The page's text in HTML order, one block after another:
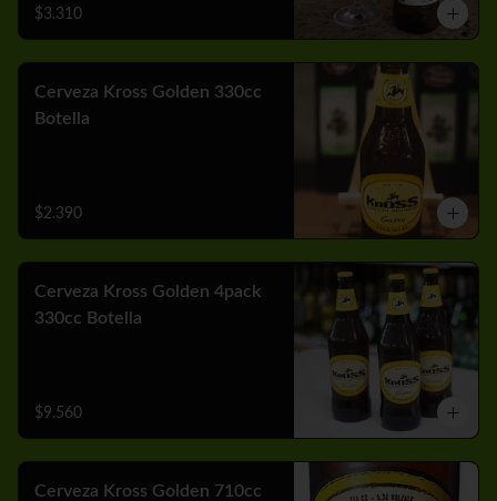
$3.310
Cerveza Kross Golden 330cc
Botella
$2.390
Cerveza Kross Golden 4pack
330cc Botella
$9.560
Cerveza Kross Golden 710cc